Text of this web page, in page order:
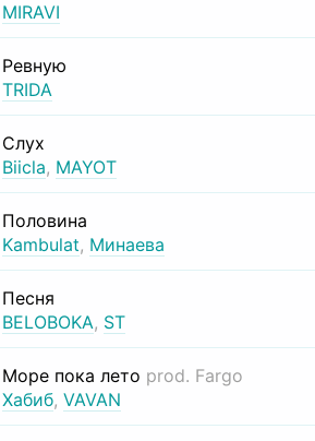
MIRAVI
Ревную
TRIDA
Слух
Biicla, MAYOT
Половина
Kambulat, Минаева
Песня
BELOBOKA, ST
Море пока лето prod. Fargo
Хабиб, VAVAN